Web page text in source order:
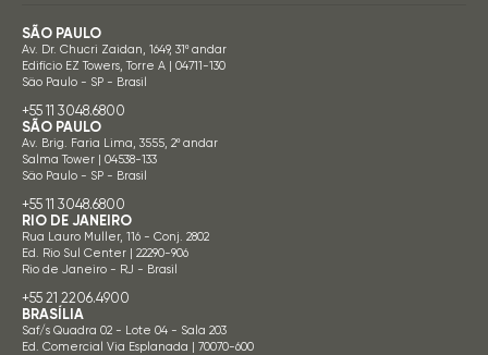
SÃO PAULO
Av. Dr. Chucri Zaidan, 1649, 31º andar
Edifício EZ Towers, Torre A | 04711-130
São Paulo - SP - Brasil
+55 11 3048.6800
SÃO PAULO
Av. Brig. Faria Lima, 3555, 2º andar
Salma Tower | 04538-133
São Paulo - SP - Brasil
+55 11 3048.6800
RIO DE JANEIRO
Rua Lauro Muller, 116 - Conj. 2802
Ed. Rio Sul Center | 22290-906
Rio de Janeiro - RJ - Brasil
+55 21 2206.4900
BRASÍLIA
Saf/s Quadra 02 - Lote 04 - Sala 203
Ed. Comercial Via Esplanada | 70070-600